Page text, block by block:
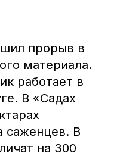
прорыв в
материала.
работает в
В «Садах
саженцев. В
на 300